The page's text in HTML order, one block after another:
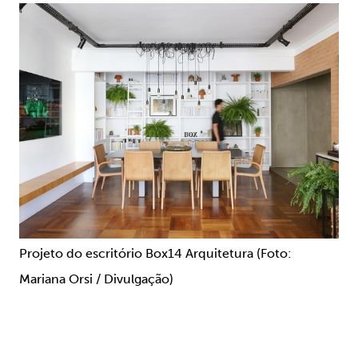
Projeto do escritório Box14 Arquitetura (Foto:
Mariana Orsi / Divulgação)